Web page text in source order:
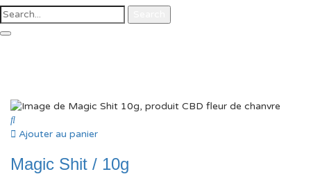
Ajouter au panier
Magic Shit / 10g